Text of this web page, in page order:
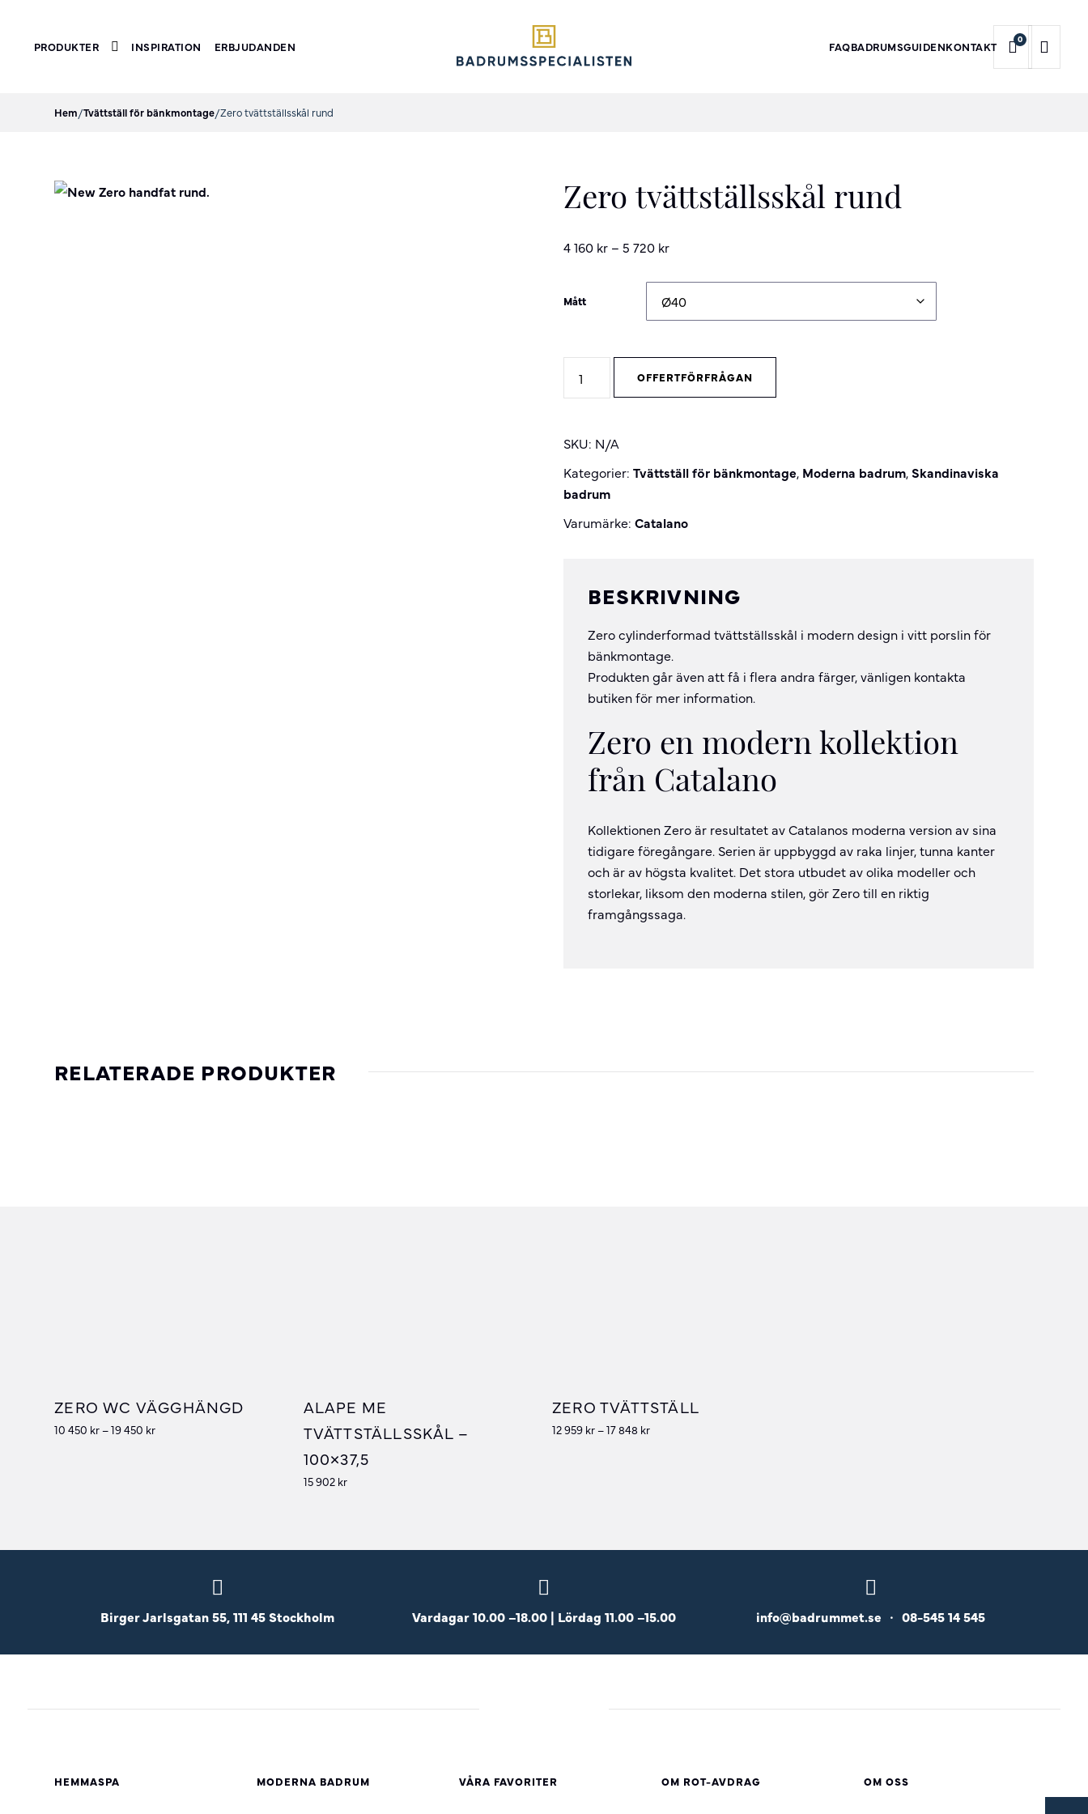
PRODUKTER Toggle submenu
INSPIRATION ERBJUDANDEN FAQBADRUMSGUIDENKONTAKT
0
Hem/Tvättställ för bänkmontage/Zero tvättställsskål rund
Zero tvättställsskål rund
4 160 kr –5 720 kr
Mått
tvättställsskål
OFFERTFÖRFRÅGAN
SKU: N/A
Kategorier:Tvättställ för bänkmontage, Moderna badrum,Skandinaviska
badrum
Varumärke:Catalano
BESKRIVNING
Zero cylinderformad tvättställsskål i modern design i vitt porslin för
bänkmontage.
Produkten går även att få i flera andra färger, vänligen kontakta
butiken för mer information.
Zero en modern kollektion
från Catalano
Kollektionen Zero är resultatet av Catalanos moderna version av sina
tidigare föregångare. Serien är uppbyggd av raka linjer, tunna kanter
och är av högsta kvalitet. Det stora utbudet av olika modeller och
storlekar, liksom den moderna stilen, gör Zero till en riktig
framgångssaga.
RELATERADE PRODUKTER
ZERO WC VÄGGHÄNGD
10 450 kr–19 450 kr
ALAPE ME
TVÄTTSTÄLLSSKÅL –
100×37,5
15 902 kr
ZERO TVÄTTSTÄLL
12 959 kr–17 848 kr
Birger Jarlsgatan 55, 111 45 Stockholm Vardagar 10.00 –18.00 | Lördag 11.00 –15.00 info@badrummet.se • 08-545 14 545
HEMMASPA MODERNA BADRUM VÅRA FAVORITER OM ROT-AVDRAG OM OSS